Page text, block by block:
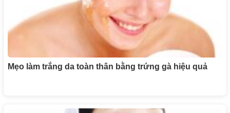
Mẹo làm trắng da toàn thân bằng trứng gà hiệu quả